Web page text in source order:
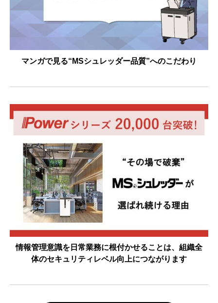
マンガで見る“MSシュレッダー品質”へのこだわり
情報管理意識を日常業務に根付かせることは、組織全
体のセキュリティレベル向上につながります